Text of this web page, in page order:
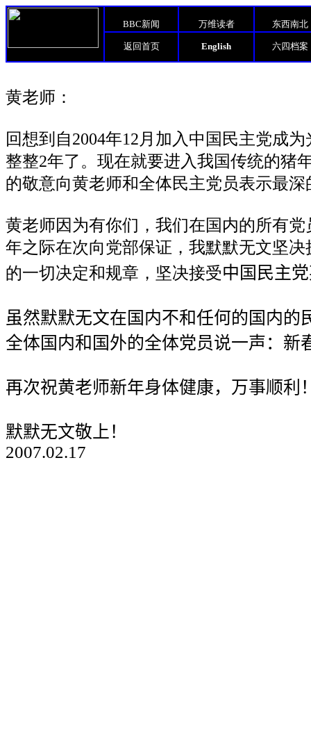
BBC新闻 万维读者 东西南北
返回首页 English 六四档案
黄老师：
回想到自2004年12月加入中国民主党成
整整2年了。现在就要进入我国传统的猪
的敬意向黄老师和全体民主党员表示最深
黄老师因为有你们，我们在国内的所有
年之际在次向党部保证，我默默无文坚
的一切决定和规章，坚决接受中国民主
虽然默默无文在国内不和任何的国内的
全体国内和国外的全体党员说一声：新
再次祝黄老师新年身体健康，万事顺利
默默无文敬上！
2007.02.17